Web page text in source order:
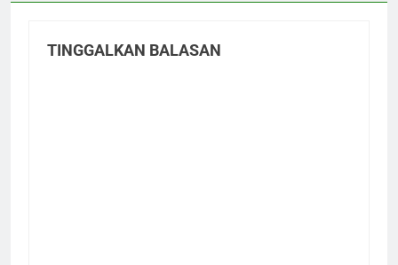
TINGGALKAN BALASAN